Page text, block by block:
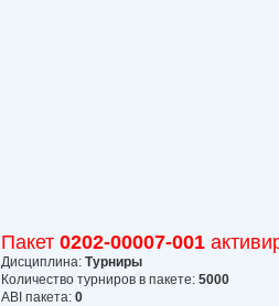
Пакет 0202-00007-001
Дисциплина: Турниры
Количество турниров в пакете: 5000
АBI пакета: 0